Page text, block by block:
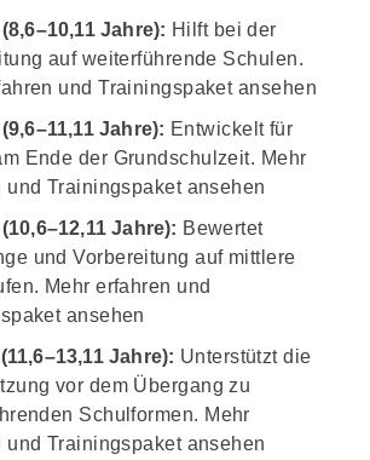
(8,6–10,11 Jahre): Hilft bei der
auf weiterführende Schulen.
und Trainingspaket ansehen
(9,6–11,11 Jahre): Entwickelt für
Ende der Grundschulzeit. Mehr
und Trainingspaket ansehen
(10,6–12,11 Jahre): Bewertet
und Vorbereitung auf mittlere
Mehr erfahren und
ansehen
(11,6–13,11 Jahre): Unterstützt die
vor dem Übergang zu
Schulformen. Mehr
und Trainingspaket ansehen